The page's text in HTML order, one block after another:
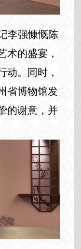
李强慷慨陈
术的盛宴，
动。同时，
省博物馆发
的谢意，并